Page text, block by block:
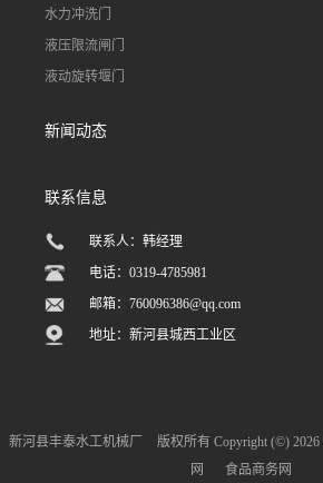
水力冲洗门
液压限流闸门
液动旋转堰门
新闻动态
联系信息
联系人：韩经理
电话：0319-4785981
邮箱：760096386@qq.com
地址：新河县城西工业区
新河县丰泰水工机械厂 版权所有 Copyright (©) 2026
网
食品商务网